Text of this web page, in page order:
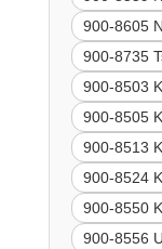
900-8605
900-8735
900-8503
900-8505
900-8513
900-8524
900-8550
900-8556